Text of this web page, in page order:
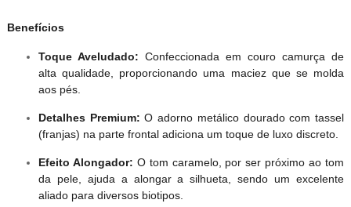
Benefícios
Toque Aveludado: Confeccionada em couro camurça de
alta qualidade, proporcionando uma maciez que se molda
aos pés.
Detalhes Premium: O adorno metálico dourado com tassel
(franjas) na parte frontal adiciona um toque de luxo discreto.
Efeito Alongador: O tom caramelo, por ser próximo ao tom
da pele, ajuda a alongar a silhueta, sendo um excelente
aliado para diversos biotipos.